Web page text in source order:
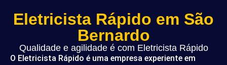
Eletricista Rápido em São
Bernardo
Qualidade e agilidade é com Eletricista Rápido
O Eletricista Rápido é uma empresa experiente em